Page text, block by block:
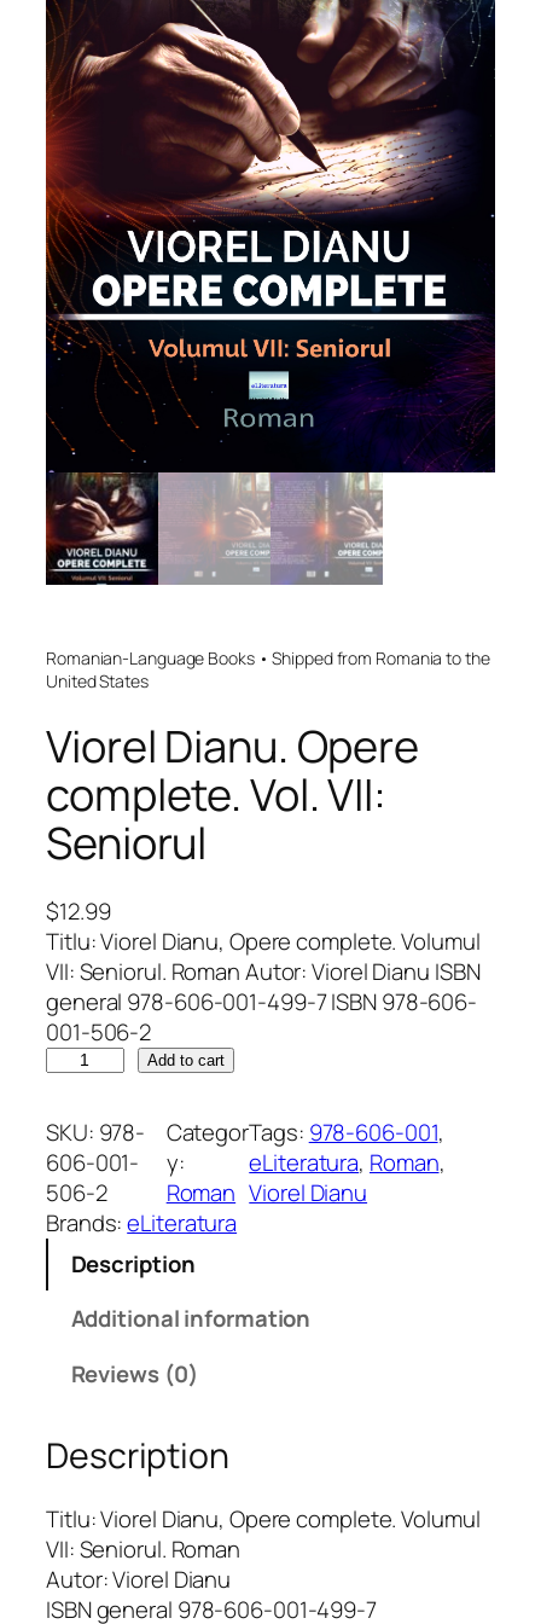
Romanian-Language Books • Shipped from Romania to the
United States
Viorel Dianu. Opere
complete. Vol. VII:
Seniorul
$12.99
Titlu: Viorel Dianu, Opere complete. Volumul
VII: Seniorul. Roman Autor: Viorel Dianu ISBN
general 978-606-001-499-7 ISBN 978-606-
001-506-2
o
r
e
l
D
p
r
e
c
o
Add to cart
SKU: 978-
606-001-
506-2
Categor
y:
Roman
Tags: 978-606-001
eLiteratura, Roman
Viorel Dianu
Brands:eLiteratura
Description
Additional information
Reviews (0)
Description
Titlu: Viorel Dianu, Opere complete. Volumul
VII: Seniorul. Roman
Autor: Viorel Dianu
ISBN general 978-606-001-499-7